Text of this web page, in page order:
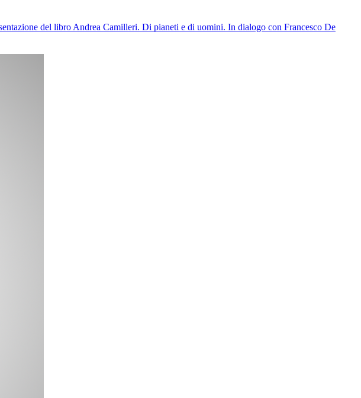
del libro Andrea Camilleri. Di pianeti e di uomini. In dialogo con Francesco De